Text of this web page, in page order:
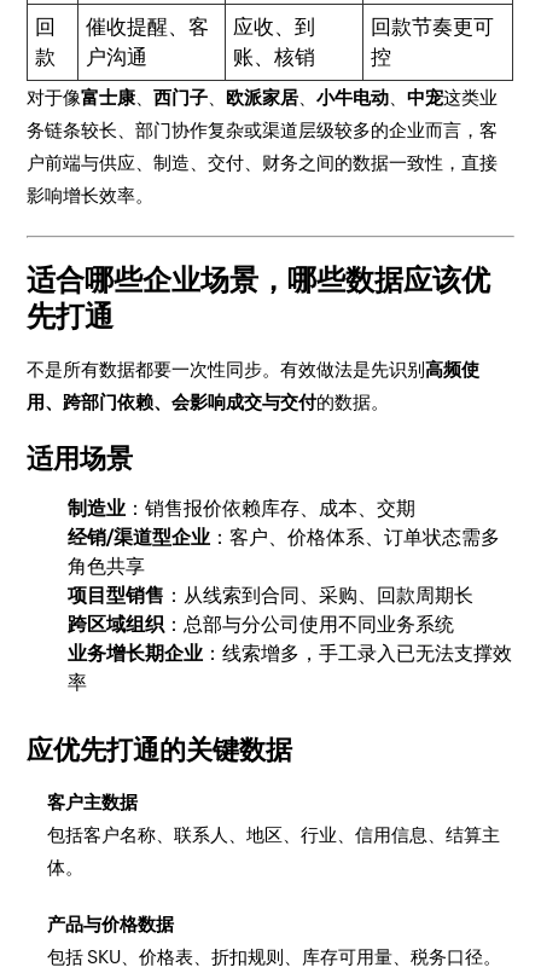
回
款
催收提醒、客
户沟通
应收、到
账、核销
回款节奏更可
控
对于像富士康 、西门子 欧派家居 、小牛电动 、中宠这类业
务链条较长、部门协作复杂或渠道层级较多的企业而言，客
户前端与供应、制造、交付、财务之间的数据一致性，直接
影响增长效率。
适合哪些企业场景，哪些数据应该优
先打通
不是所有数据都要一次性同步。有效做法是先识别高频使
用、跨部门依赖、会影响成交与交付的数据。
适用场景
制造业 ：销售报价依赖库存、成本、交期
经销/渠道型企业 ：客户、价格体系、订单状态需多
角色共享
项目型销售 ：从线索到合同、采购、回款周期长
跨区域组织 ：总部与分公司使用不同业务系统
业务增长期企业 ：线索增多，手工录入已无法支撑效
率
应优先打通的关键数据
客户主数据
包括客户名称、联系人、地区、行业、信用信息、结算主
体。
产品与价格数据
包括 SKU、价格表、折扣规则、库存可用量、税务口径。